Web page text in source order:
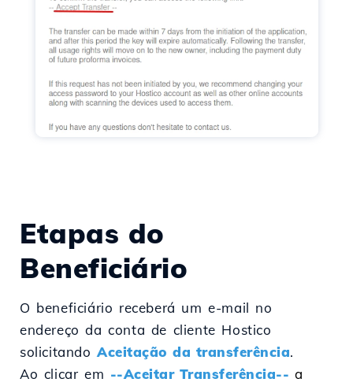
Etapas do
Beneficiário
O beneficiário receberá um e-mail no
endereço da conta de cliente Hostico
solicitandoAceitação da transferência.
Ao clicar em --Aceitar Transferência-- a